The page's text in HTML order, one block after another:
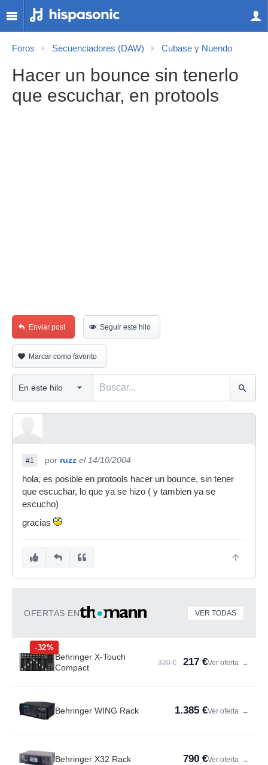
Foros Secuenciadores (DAW) Cubase y Nuendo
Hacer un bounce sin tenerlo
que escuchar, en protools
Enviar post Seguir este hilo
Marcar como favorito
#1 por ruzz el 14/10/2004
hola, es posible en protools hacer un bounce, sin tener
que escuchar, lo que ya se hizo ( y tambien ya se
escucho)
gracias
OFERTAS EN VER TODAS
-32%
Behringer X-Touch
Compact
320 € 217 €Ver oferta →
Behringer WING Rack 1.385 €Ver oferta →
Behringer X32 Rack 790 €Ver oferta →